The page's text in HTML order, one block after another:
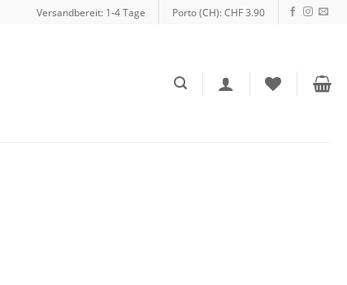
Versandbereit: 1-4 Tage Porto (CH): CHF 3.90